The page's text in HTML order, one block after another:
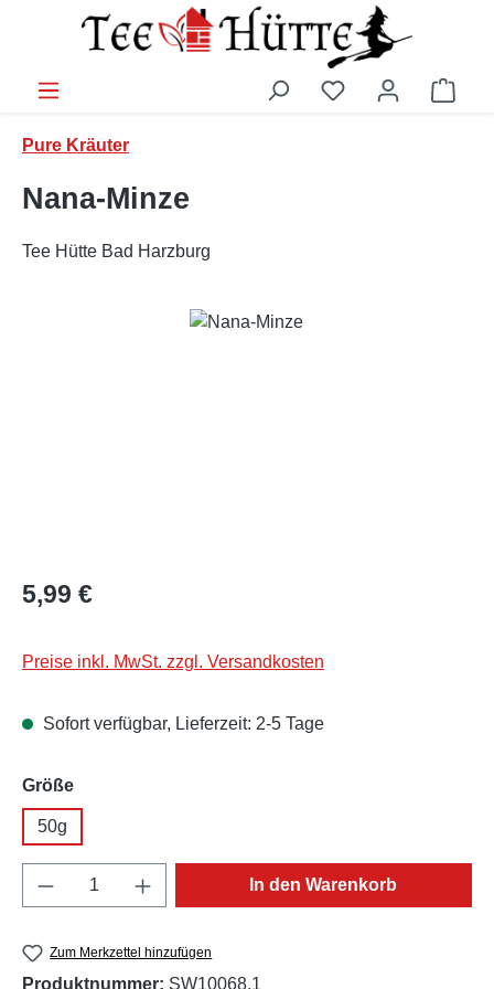
Zum Hauptinhalt springen
Pure Kräuter
Nana-Minze
Tee Hütte Bad Harzburg
Bildergalerie überspringen
Regulärer Preis:
5,99 €
Preise inkl. MwSt. zzgl. Versandkosten
Sofort verfügbar, Lieferzeit: 2-5 Tage
Größeauswählen
50g
Produkt Anzahl: Gib den gewünschten
In den Warenkorb
Zum Merkzettel hinzufügen
Produktnummer: SW10068.1